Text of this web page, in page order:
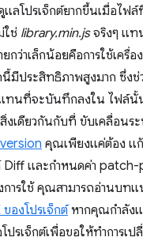
แลโปรเจ็กต์ยากขึ้นเมื่อไฟ
ใช่ library.min.jsจริงๆ แท
กว่าเล็กน้อยคือการใช้เครื่อ
นี้มีประสิทธิภาพสูงมาก ซึ่ง
ทนที่จะบันทึกลงใน ไฟล์นั้น
งเดียวกันกับที่ ขับเคลื่อนร
คุณเพียงแค่ต้อง แ
และกำหนดค่า patch-
ารใช้ คุณสามารถอ่านบท
องโปรเจ็กต์หากคุณกำลังแ
ปรเจ็กต์เพื่อขอให้ทำการเ